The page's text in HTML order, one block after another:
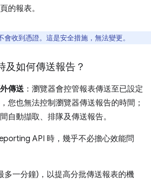
的報表。
會收到憑證。這是安全措施，無法變更。
及如何傳送報告？
傳送 ：瀏覽器會控管報表傳送至已設定
您也無法控制瀏覽器傳送報告的時間；
自動擷取、排隊及傳送報告。
API 時，幾乎不必擔心效能問
多一分鐘)，以提高分批傳送報表的機